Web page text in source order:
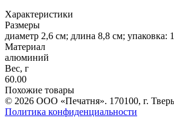
Характеристики
Размеры
диаметр 2,6 см; длина 8,8 см; упаковка:
Материал
алюминий
Вес, г
60.00
Похожие товары
© 2026 ООО «Печатня». 170100, г.
Политика конфиденциальности